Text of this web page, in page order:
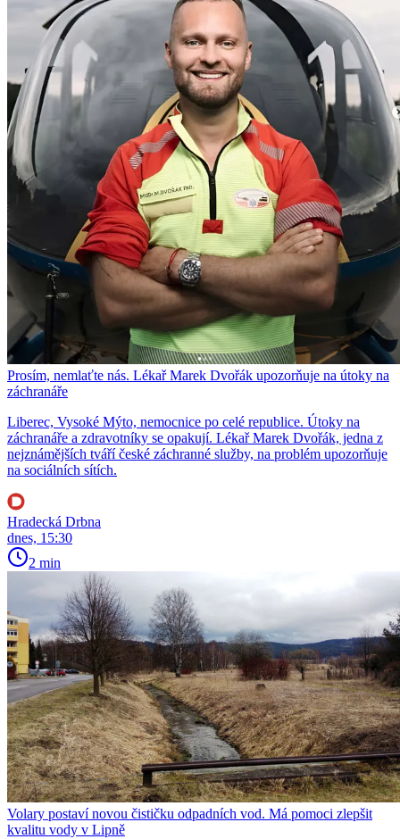
Prosím, nemlaťte nás. Lékař Marek Dvořák upozorňuje na útoky na
záchranáře
Liberec, Vysoké Mýto, nemocnice po celé republice. Útoky na
záchranáře a zdravotníky se opakují. Lékař Marek Dvořák, jedna z
nejznámějších tváří české záchranné služby, na problém upozorňuje
na sociálních sítích.
Hradecká Drbna
dnes, 15:30
2 min
Volary postaví novou čističku odpadních vod. Má pomoci zlepšit
kvalitu vody v Lipně